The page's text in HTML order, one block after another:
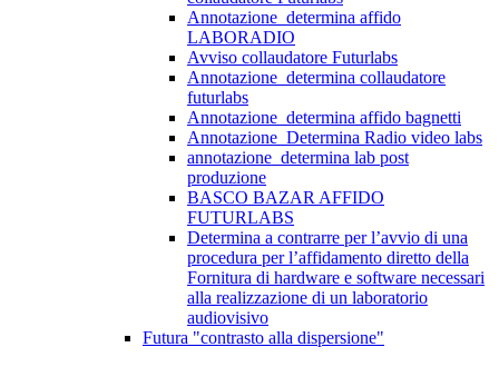
Annotazione_determina affido
LABORADIO
Avviso collaudatore Futurlabs
Annotazione_determina collaudatore
futurlabs
Annotazione_determina affido bagnetti
Annotazione_Determina Radio video labs
annotazione_determina lab post
produzione
BASCO BAZAR AFFIDO
FUTURLABS
Determina a contrarre per l’avvio di una
procedura per l’affidamento diretto della
Fornitura di hardware e software necessari
alla realizzazione di un laboratorio
audiovisivo
Futura "contrasto alla dispersione"